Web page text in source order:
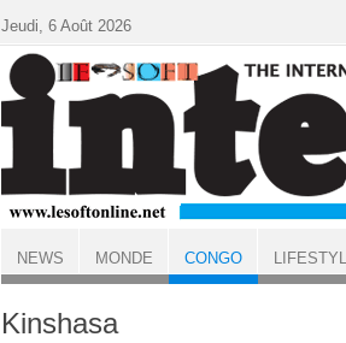
ACCUEIL CONGO
Kinshasa
Jeudi, 6 Août 2026
NEWS MONDE CONGO